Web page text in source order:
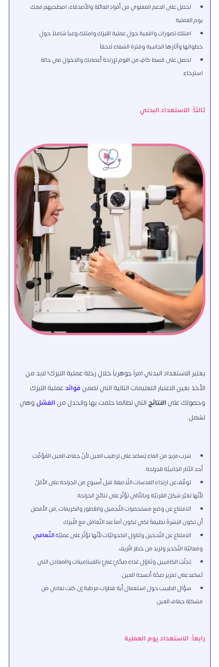
احصل على الدعم المعنوي من أفراد العائلة والأصدقاء، اصطحبهم معك
يوم العملية
امتلك تصورات واقعية حول عملية الليزك وامتلك وعياً شاملاً حول
خطواتها وآثارها الجانبية وفترة الشفاء لاحقاً
احصل على قسط كافٍ من النوم لإراحة أعصابك والدخول في حالة
استرخاء
ثالثاً: الاستعداد البدني
يعتبر الاستعداد البدني امراً جوهرياً خلال رحلة عملية الليزك! لابد من
الأخذ بعين الاعتبار التعليمات التالية التي تضمن فوائدعملية الليزك
وحصولك على النتائج التي لطالما حلمت بها والحدل من الفشل وهي
تشمل:
شرب مزيدٍ من الماء يُساعد على ترطيب العين لأنّ جفاف العين المُؤقّت
أحد الآثار الجانبيّة للجراحة.
توقّف عن ارتداء العدسات اللّاصقة قبل أسبوع من الجراحة على الأقلّ
لأنّها تغيّر شكلُ القرنيّة وبالتّالي تؤثّر على نتائج الجراحة.
الامتناع عن وضع مستحضرات التّجميل والعُطور والكريمات ,من الأفضل
أن تكون البَشرةُ نظيفةً لكي تكون آمناً عند التّعامُل مع اللّيزك.
الامتناع عن التّدخين وتَناول الكحوليّات لأنّها تؤثّر على عمليّةالتّعافي
وفعاليّة التّخدير وتزيد من خطر النّزيف.
تجنّبُ الكافيين وتَناوُل غذاء صحّيٍّ غنيٍّ بالفيتامينات والمعادن التي
تُساعد على تعزيز صحّة أنسجة العين.
سؤال الطبيب حول استعمال أية قطرات مرطبة إن كنت تعاني من
مشكلة جفاف العين
رابعاً: الاستعداد يوم العملية